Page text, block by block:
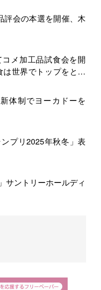
評会の本選を開催、木
メ加工品試食会を開
世界でトップをとれ
要の拡大を」
体制でヨーカドーを
プリ2025年秋冬」表
サントリーホールディ